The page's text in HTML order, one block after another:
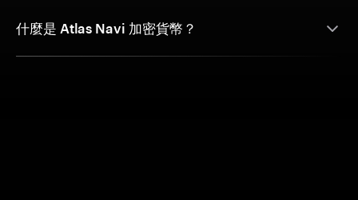
什麼是 Atlas Navi 加密貨幣？